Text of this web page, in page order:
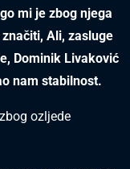
mi je zbog njega
Ali, zasluge
Dominik Livaković
nam stabilnost.
ozljede